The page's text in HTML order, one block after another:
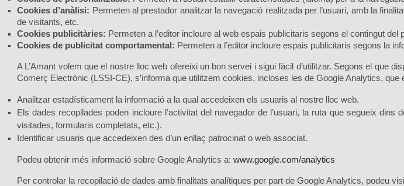
Cookies d’anàlisi: Permeten al prestador analitzar la navegació realitzada per l’usuari, amb la
de visitants, etc.
Cookies publicitàries: Permeten a l’editor incloure al web espais publicitaris segons el contingut del
Cookies de publicitat comportamental: Permeten a l’editor incloure espais publicitaris segons la
A L’Amant volem que el nostre lloc web ofereixi un bon servei i sigui fàcil d’utilitzar. Segons el que
Comerç Electrònic (LSSI-CE), s’informa que utilitzem cookies, incloses les de Google Analytics, que
Analitzar estadísticament la informació a la qual accedeixen els usuaris al nostre lloc web.
Els dades recopilades poden incloure l’activitat del navegador de l’usuari, la ruta que segueix
visitades, formularis completats, etc.).
Identificar usuaris que accedeixen des d’un enllaç patrocinat o web associat.
Podeu obtenir més informació sobre Google Analytics a: www.google.com/analytics
Per controlar la recopilació de dades amb finalitats analítiques per part de Google Analytics, podeu